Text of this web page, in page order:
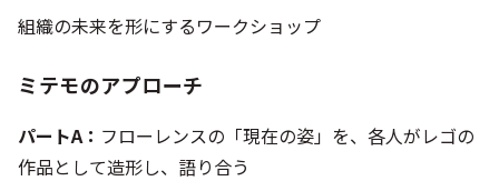
組織の未来を形にするワークショップ
ミテモのアプローチ
パートA： フローレンスの「現在の姿」を、各人がレゴの
作品として造形し、語り合う